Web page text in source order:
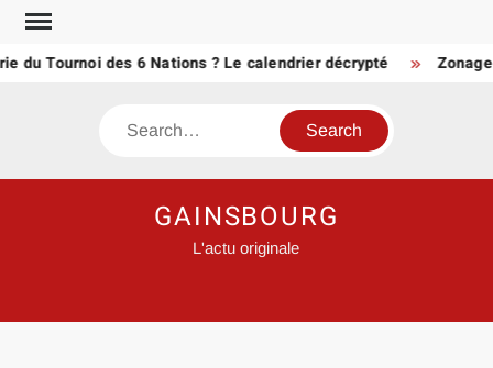
Skip
content
Tournoi des 6 Nations ? Le calendrier décrypté Zonage
Search
GAINSBOURG
L'actu originale